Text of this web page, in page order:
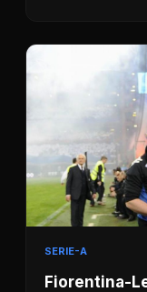
SERIE-A
Fiorentina-